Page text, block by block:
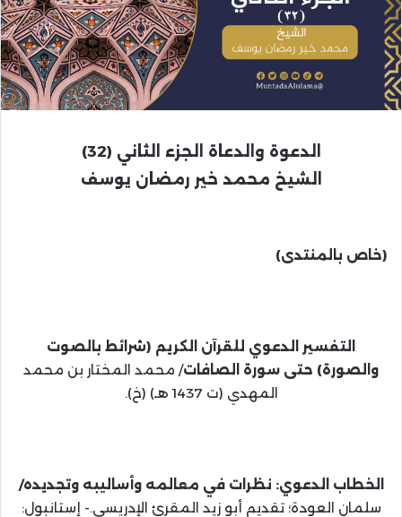
الدعوة والدعاة
الجزء الثاني (32)
الشيخ محمد خير رمضان يوسف
(خاص بالمنتدى)
التفسير الدعوي للقرآن الكريم (شرائط بالصوت
والصورة) حتى سورة الصافات/ محمد المختار بن محمد
المهدي (ت 1437 هـ) (خ).
الخطاب الدعوي: نظرات في معالمه وأساليبه وتجديده/
سلمان العودة؛ تقديم أبو زيد المقرئ الإدريسي.- إستانبول: